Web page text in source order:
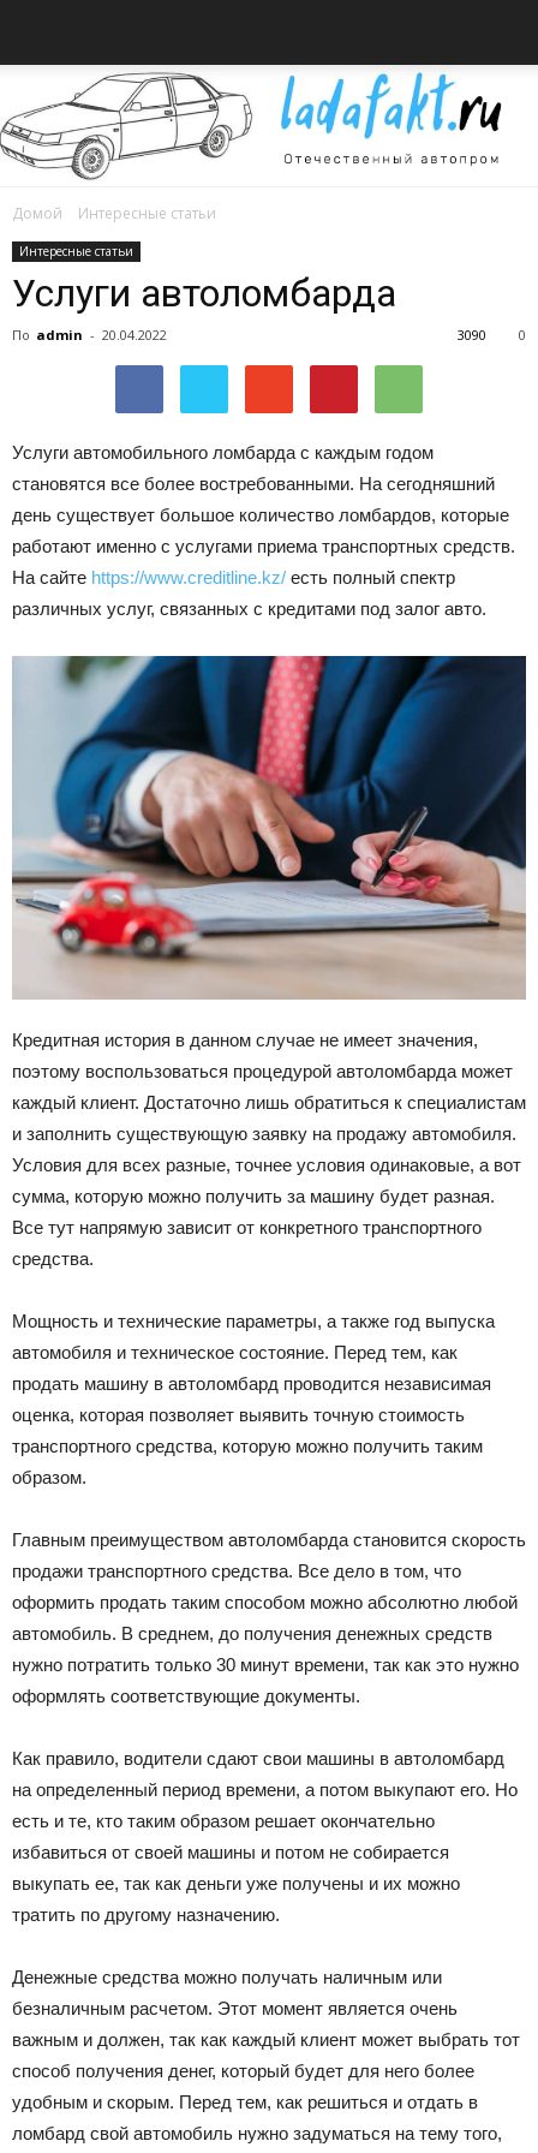
автомобилях
ВАЗ
Домой Интересные статьи
Интересные статьи
Услуги автоломбарда
По admin - 20.04.2022 0
3090
Услуги автомобильного ломбарда с каждым годом
становятся все более востребованными. На сегодняшний
день существует большое количество ломбардов, которые
работают именно с услугами приема транспортных средств.
На сайте https://www.creditline.kz/ есть полный спектр
различных услуг, связанных с кредитами под залог авто.
Кредитная история в данном случае не имеет значения,
поэтому воспользоваться процедурой автоломбарда может
каждый клиент. Достаточно лишь обратиться к специалистам
и заполнить существующую заявку на продажу автомобиля.
Условия для всех разные, точнее условия одинаковые, а вот
сумма, которую можно получить за машину будет разная.
Все тут напрямую зависит от конкретного транспортного
средства.
Мощность и технические параметры, а также год выпуска
автомобиля и техническое состояние. Перед тем, как
продать машину в автоломбард проводится независимая
оценка, которая позволяет выявить точную стоимость
транспортного средства, которую можно получить таким
образом.
Главным преимуществом автоломбарда становится скорость
продажи транспортного средства. Все дело в том, что
оформить продать таким способом можно абсолютно любой
автомобиль. В среднем, до получения денежных средств
нужно потратить только 30 минут времени, так как это нужно
оформлять соответствующие документы.
Как правило, водители сдают свои машины в автоломбард
на определенный период времени, а потом выкупают его. Но
есть и те, кто таким образом решает окончательно
избавиться от своей машины и потом не собирается
выкупать ее, так как деньги уже получены и их можно
тратить по другому назначению.
Денежные средства можно получать наличным или
безналичным расчетом. Этот момент является очень
важным и должен, так как каждый клиент может выбрать тот
способ получения денег, который будет для него более
удобным и скорым. Перед тем, как решиться и отдать в
ломбард свой автомобиль нужно задуматься на тему того,